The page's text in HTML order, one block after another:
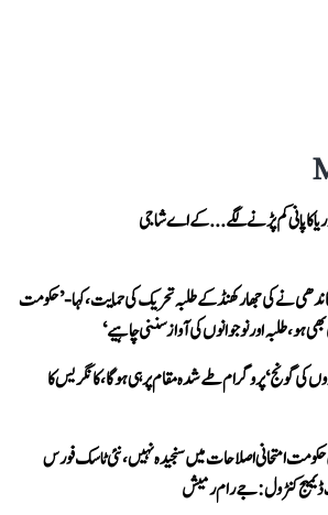
کا پانی کم پڑنے لگے...کے اے شاجی
نے کی جھارکھنڈ کے طلبہ تحریک کی حمایت، کہا- ’حکومت
ہو، طلبہ اور نوجوانوں کی آواز سننی چاہیے‘
کی گونج‘ پروگرام طے شدہ مقام پر ہی ہوگا، کانگریس کا
امتحانی اصلاحات میں سنجیدہ نہیں، نئی ٹاسک فورس
کنٹرول: جے رام رمیش